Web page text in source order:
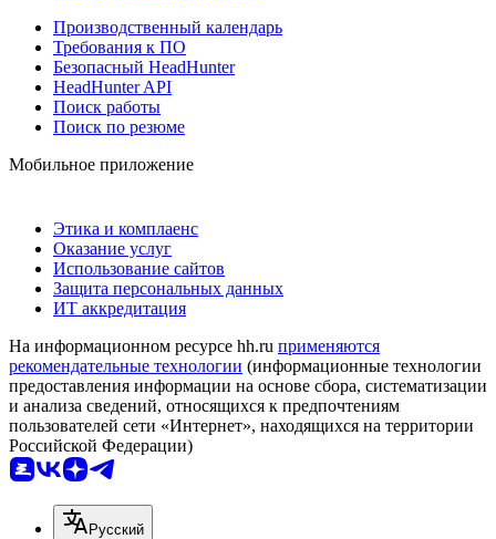
Производственный календарь
Требования к ПО
Безопасный HeadHunter
HeadHunter API
Поиск работы
Поиск по резюме
Мобильное приложение
Этика и комплаенс
Оказание услуг
Использование сайтов
Защита персональных данных
ИТ аккредитация
На информационном ресурсе hh.ru применяются
рекомендательные технологии (информационные технологии
предоставления информации на основе сбора, систематизации
и анализа сведений, относящихся к предпочтениям
пользователей сети «Интернет», находящихся на территории
Российской Федерации)
Русский